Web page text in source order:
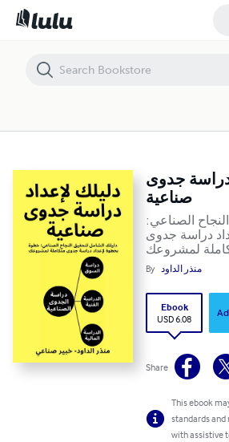
دراسة جدوى
صناعية
الصناعي:
دراسة جدوى
لمشروعك
By منذر الداود
Ebook
USD 6.08
Share
This ebook
standards
with assistive
دليلك لإعداد دراسة جدوى صناعية